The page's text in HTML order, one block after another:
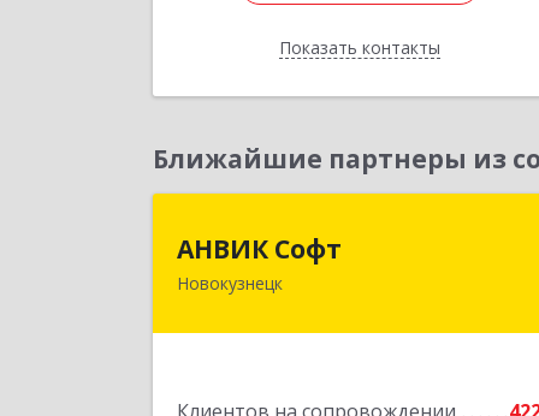
Показать контакты
Назад
Ближайшие партнеры из
АНВИК Софт
Новокузнецк654079, Кемеровская область -